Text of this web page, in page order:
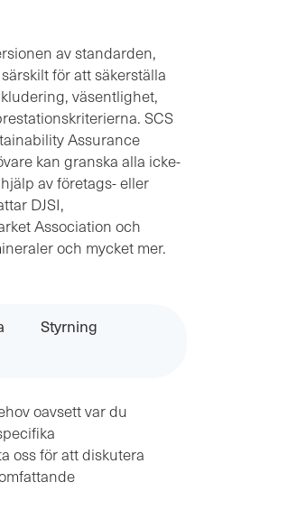
av standarden,
för att säkerställa
väsentlighet,
SCS
Assurance
kan granska alla icke-
av företags- eller
DJSI,
Association och
och mycket mer.
Styrning
oavsett var du
oss för att diskutera